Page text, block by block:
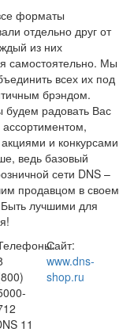
форматы
отдельно друг от
из них
самостоятельно. Мы
всех их под
брэндом.
будем радовать Вас
и конкурсами
ведь базовый
сети DNS –
продавцом в своем
лучшими для
Сайт:
www.dns-
shop.ru
11